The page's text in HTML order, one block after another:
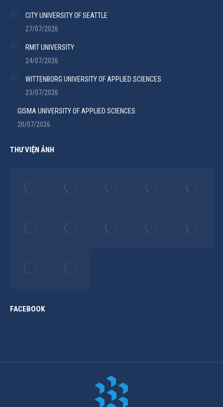
CITY UNIVERSITY OF SEATTLE
27/07/2026
RMIT UNIVERSITY
24/07/2026
WITTENBORG UNIVERSITY OF APPLIED SCIENCES
23/07/2026
GISMA UNIVERSITY OF APPLIED SCIENCES
20/07/2026
THƯ VIỆN ẢNH
FACEBOOK